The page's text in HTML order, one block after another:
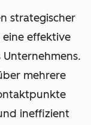
strategischer
effektive
mehrere
ineffizient